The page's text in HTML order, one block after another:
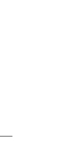
Cowhide
Zipper